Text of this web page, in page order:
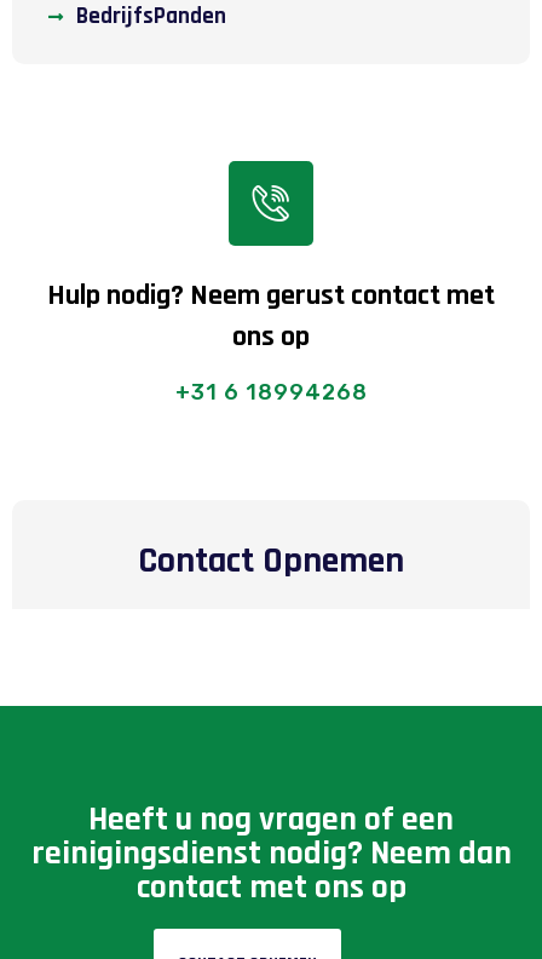
BedrijfsPanden
Hulp nodig? Neem gerust contact met
ons op
+31 6 18994268
Contact Opnemen
Heeft u nog vragen of een
reinigingsdienst nodig? Neem dan
contact met ons op